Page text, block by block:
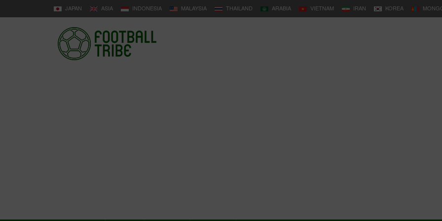
JAPAN ASIA INDONESIA MALAYSIA THAILAND ARABIA VIETNAM IRAN KOREA